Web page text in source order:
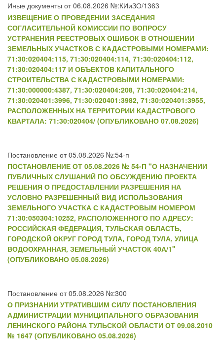
Иные документы от 06.08.2026 №:КИиЗО/1363
ИЗВЕЩЕНИЕ О ПРОВЕДЕНИИ ЗАСЕДАНИЯ
СОГЛАСИТЕЛЬНОЙ КОМИССИИ ПО ВОПРОСУ
УСТРАНЕНИЯ РЕЕСТРОВЫХ ОШИБОК В ОТНОШЕНИИ
ЗЕМЕЛЬНЫХ УЧАСТКОВ С КАДАСТРОВЫМИ НОМЕРАМИ:
71:30:020404:115, 71:30:020404:114, 71:30:020404:112,
71:30:020404:117 И ОБЪЕКТОВ КАПИТАЛЬНОГО
СТРОИТЕЛЬСТВА С КАДАСТРОВЫМИ НОМЕРАМИ:
71:30:000000:4387, 71:30:020404:208, 71:30:020404:214,
71:30:020401:3996, 71:30:020401:3982, 71:30:020401:3955,
РАСПОЛОЖЕННЫХ НА ТЕРРИТОРИИ КАДАСТРОВОГО
КВАРТАЛА: 71:30:020404/ (ОПУБЛИКОВАНО 07.08.2026)
Постановление от 05.08.2026 №:54-п
ПОСТАНОВЛЕНИЕ ОТ 05.08.2026 № 54-П "О НАЗНАЧЕНИИ
ПУБЛИЧНЫХ СЛУШАНИЙ ПО ОБСУЖДЕНИЮ ПРОЕКТА
РЕШЕНИЯ О ПРЕДОСТАВЛЕНИИ РАЗРЕШЕНИЯ НА
УСЛОВНО РАЗРЕШЕННЫЙ ВИД ИСПОЛЬЗОВАНИЯ
ЗЕМЕЛЬНОГО УЧАСТКА С КАДАСТРОВЫМ НОМЕРОМ
71:30:050304:10252, РАСПОЛОЖЕННОГО ПО АДРЕСУ:
РОССИЙСКАЯ ФЕДЕРАЦИЯ, ТУЛЬСКАЯ ОБЛАСТЬ,
ГОРОДСКОЙ ОКРУГ ГОРОД ТУЛА, ГОРОД ТУЛА, УЛИЦА
ВОДООХРАННАЯ, ЗЕМЕЛЬНЫЙ УЧАСТОК 40А/1"
(ОПУБЛИКОВАНО 05.08.2026)
Постановление от 05.08.2026 №:300
О ПРИЗНАНИИ УТРАТИВШИМ СИЛУ ПОСТАНОВЛЕНИЯ
АДМИНИСТРАЦИИ МУНИЦИПАЛЬНОГО ОБРАЗОВАНИЯ
ЛЕНИНСКОГО РАЙОНА ТУЛЬСКОЙ ОБЛАСТИ ОТ 09.08.2010
№ 1647 (ОПУБЛИКОВАНО 05.08.2026)